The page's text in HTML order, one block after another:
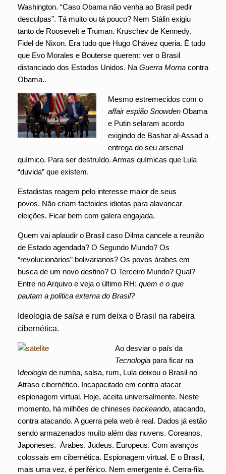
Washington. “Caso Obama não venha ao Brasil pedir
desculpas”. Tá muito ou tá pouco? Nem Stálin exigiu
tanto de Roosevelt e Truman. Kruschev de Kennedy.
Fidel de Nixon. Era tudo que Hugo Chávez queria. É tudo
que Evo Morales e Bouterse querem: ver o Brasil
distanciado dos Estados Unidos. Na Guerra Morna contra
Obama..
Mesmo estremecidos com o
affair espião SnowdenObama
e Putin selaram acordo
exigindo de Bashar al-Assad a
entrega do seu arsenal
químico. Para ser destruído. Armas químicas que Lula
“duvida” que existem.
Estadistas reagem pelo interesse maior de seus
povos. Não criam factoides idiotas para alavancar
eleições. Ficar bem com galera engajada.
Quem vai aplaudir o Brasil caso Dilma cancele a reunião
de Estado agendada? O Segundo Mundo? Os
“revolucionários” bolivarianos? Os povos árabes em
busca de um novo destino? O Terceiro Mundo? Qual?
Entre no Arquivo e veja o último RH: quem e o que
pautam a politica externa do Brasil?
Ideologia de salsa e rum deixa o Brasil na rabeira
cibernética.
Ao desviar o país da
Tecnologiapara ficar na
Ideologia de rumba, salsa, rum, Lula deixou o Brasil no
Atraso cibernético. Incapacitado em contra atacar
espionagem virtual. Hoje, aceita universalmente. Neste
momento, há milhões de chineses hackeando, atacando,
contra atacando. A guerra pela web é real. Dados já estão
sendo armazenados muito além das nuvens. Coreanos.
Japoneses. Árabes. Judeus. Europeus. Com avanços
colossais em cibernética. Espionagem virtual. E o Brasil,
mais uma vez, é periférico. Nem emergente é. Cerra-fila.